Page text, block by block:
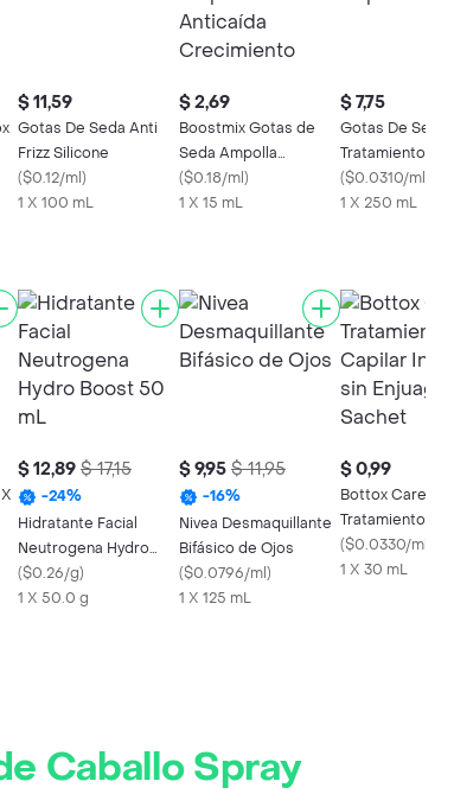
$ 11,59
Gotas De Seda Anti
Frizz Silicone
($0.12/ml)
1 X 100 mL
$ 2,69
Boostmix Gotas de
Seda Ampolla
Anticaída Crecimiento
($0.18/ml)
1 X 15 mL
$ 7,75
Gotas De Seda
Tratamiento
Botox
($0.0310/ml
1 X 250 mL
$ 12,89 $ 17,15
-24%
Hidratante Facial
Neutrogena Hydro
Boost 50 mL
($0.26/g)
1 X 50.0 g
$ 9,95 $ 11,95
-16%
Nivea Desmaquillante
Bifásico de Ojos
($0.0796/ml)
1 X 125 mL
$ 0,99
Bottox Care
Tratamiento
Intensivo sin
Sachet
($0.0330/ml
1 X 30 mL
Caballo Spray